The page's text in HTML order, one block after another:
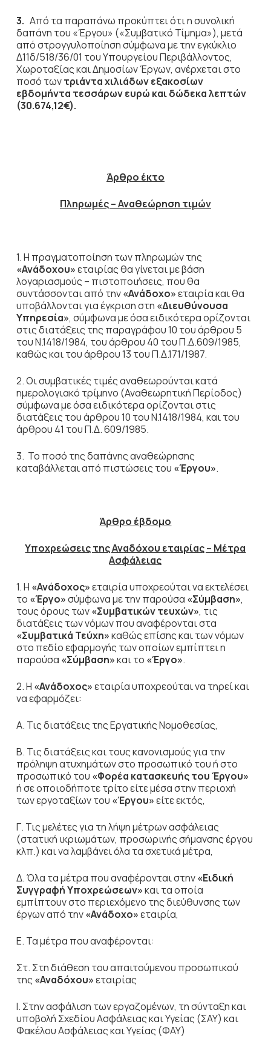
3. Από τα παραπάνω προκύπτει ότι η συνολική
δαπάνη του «Έργου» («Συμβατικό Τίμημα»), μετά
από στρογγυλοποίηση σύμφωνα με την εγκύκλιο
Δ11δ/518/36/01 του Υπουργείου Περιβάλλοντος,
Χωροταξίας και Δημοσίων Έργων, ανέρχεται στο
ποσό τωντριάντα χιλιάδων εξακοσίων
εβδομήντα τεσσάρων ευρώ και δώδεκα λεπτών
(30.674,12€).
Άρθρο έκτο
Πληρωμές – Αναθεώρηση τιμών
1. Η πραγματοποίηση των πληρωμών της
«Ανάδοχου»εταιρίας θα γίνεται με βάση
λογαριασμούς – πιστοποιήσεις, που θα
συντάσσονται από την«Ανάδοχο»εταιρία και θα
υποβάλλονται για έγκριση στη «Διευθύνουσα
Υπηρεσία», σύμφωνα με όσα ειδικότερα ορίζονται
στις διατάξεις της παραγράφου 10 του άρθρου 5
του Ν.1418/1984, του άρθρου 40 του Π.Δ.609/1985,
καθώς και του άρθρου 13 του Π.Δ.171/1987.
2. Οι συμβατικές τιμές αναθεωρούνται κατά
ημερολογιακό τρίμηνο (Αναθεωρητική Περίοδος)
σύμφωνα με όσα ειδικότερα ορίζονται στις
διατάξεις του άρθρου 10 του Ν.1418/1984, και του
άρθρου 41 του Π.Δ. 609/1985.
3. Το ποσό της δαπάνης αναθεώρησης
καταβάλλεται από πιστώσεις του «Έργου».
Άρθρο έβδομο
Υποχρεώσεις της Αναδόχου εταιρίας – Μέτρα
Ασφάλειας
1. Η «Ανάδοχος»εταιρία υποχρεούται να εκτελέσει
το «Έργο»σύμφωνα με την παρούσα «Σύμβαση»,
τους όρους των«Συμβατικών τευχών», τις
διατάξεις των νόμων που αναφέρονται στα
«Συμβατικά Τεύχη»καθώς επίσης και των νόμων
στο πεδίο εφαρμογής των οποίων εμπίπτει η
παρούσα «Σύμβαση»και το «Έργο».
2. Η «Ανάδοχος»εταιρία υποχρεούται να τηρεί και
να εφαρμόζει:
Α. Τις διατάξεις της Εργατικής Νομοθεσίας,
Β. Τις διατάξεις και τους κανονισμούς για την
πρόληψη ατυχημάτων στο προσωπικό του ή στο
προσωπικό του «Φορέα κατασκευής του Έργου»
ή σε οποιοδήποτε τρίτο είτε μέσα στην περιοχή
των εργοταξίων του «Έργου»είτε εκτός,
Γ. Τις μελέτες για τη λήψη μέτρων ασφάλειας
(στατική ικριωμάτων, προσωρινής σήμανσης έργου
κλπ.) και να λαμβάνει όλα τα σχετικά μέτρα,
Δ. Όλα τα μέτρα που αναφέρονται στην«Ειδική
Συγγραφή Υποχρεώσεων»και τα οποία
εμπίπτουν στο περιεχόμενο της διεύθυνσης των
έργων από την«Ανάδοχο»εταιρία,
Ε. Τα μέτρα που αναφέρονται:
Στ. Στη διάθεση του απαιτούμενου προσωπικού
της «Αναδόχου»εταιρίας
Ι. Στην ασφάλιση των εργαζομένων, τη σύνταξη και
υποβολή Σχεδίου Ασφάλειας και Υγείας (ΣΑΥ) και
Φακέλου Ασφάλειας και Υγείας (ΦΑΥ)